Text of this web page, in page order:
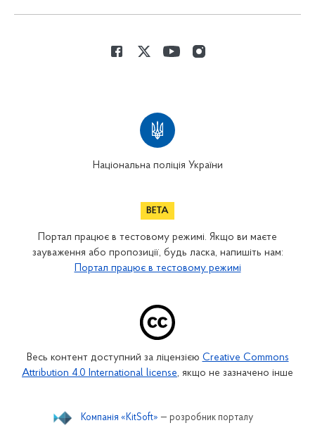
Національна поліція України
Портал працює в тестовому режимі. Якщо ви маєте
зауваження або пропозиції, будь ласка, напишіть нам:
Портал працює в тестовому режимі
Весь контент доступний за ліцензією Creative Commons
Attribution 4.0 International license, якщо не зазначено інше
Компанія «KitSoft» — розробник порталу